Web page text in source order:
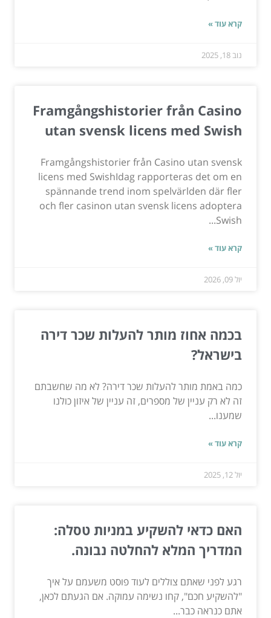
קרא עוד »
נוב 18, 2025
Framgångshistorier från Casino
utan svensk licens med Swish
Framgångshistorier från Casino utan svensk
licens med SwishIdag rapporteras det om en
spännande trend inom spelvärlden där fler
och fler casinon utan svensk licens adoptera
Swish...
קרא עוד »
יול 09, 2026
בכמה אחוז מותר להעלות שכר דירה
בישראל?
כמה באמת מותר להעלות שכר דירה? לא מה שחשבתם
זה לא רק עניין של מספרים, זה עניין של איזון כולנו
שמענו...
קרא עוד »
יול 12, 2025
האם כדאי להשקיע במניות טסלה:
המדריך המלא להחלטה נבונה.
רגע לפני שאתם צוללים לעוד פוסט משעמם על איך
"להשקיע חכם", קחו נשימה עמוקה. אם הגעתם לכאן,
אתם כנראה כבר...